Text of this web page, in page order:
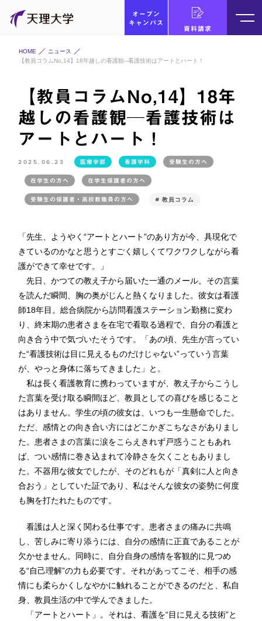
オープン
キャンパス
資料請求
HOME
ニュース
【教員コラムNo,14】18年越しの看護観─看護技術はアートとハート！
【教員コラムNo,14】18年
越しの看護観─看護技術は
アートとハート！
2025.06.23 医療学部 看護学科 受験生の方へ
在学生の方へ 在学生保護者の方へ
受験生の保護者・高校教職員の方へ # 教員コラム
「先生、ようやく“アートとハート”のあり方が今、具現化で
きているのかなと思うとすごく嬉しくてワクワクしながら看
護ができて幸せです。」
先日、かつての教え子から届いた一通のメール。その言葉
を読んだ瞬間、胸の奥がじんと熱くなりました。彼女は看護
師18年目。総合病院から訪問看護ステーション勤務に変わ
り、終末期の患者さまを在宅で看取る過程で、自分の看護と
向き合う中で気づいたそうです。「あの頃、先生が言ってい
た“看護技術は目に見えるものだけじゃない”っていう言葉
が、やっと身体に落ちてきました」と。
私は長く看護教育に携わっていますが、教え子からこうし
た言葉を受け取る瞬間ほど、教員としての喜びを感じること
はありません。学生の頃の彼女は、いつも一生懸命でした。
ただ、感情との向き合い方にはどこかぎこちなさがありまし
た。患者さまの言葉に涙をこらえきれず戸惑うこともあれ
ば、つい感情に巻き込まれて冷静さを欠くこともありまし
た。不器用な彼女でしたが、そのどれもが「真剣に人と向き
合おう」としていた証であり、私はそんな彼女の姿勢に何度
も胸を打たれたものです。
看護は人と深く関わる仕事です。患者さまの痛みに共鳴
し、苦しみに寄り添うには、自分の感情に正直であることが
欠かせません。同時に、自分自身の感情を客観的に見つめ
る“自己理解”の力も必要です。それがあってこそ、相手の感
情にも柔らかくしなやかに触れることができるのだと、私自
身、教員生活の中で学んできました。
「アートとハート」。それは、看護を“目に見える技術”と